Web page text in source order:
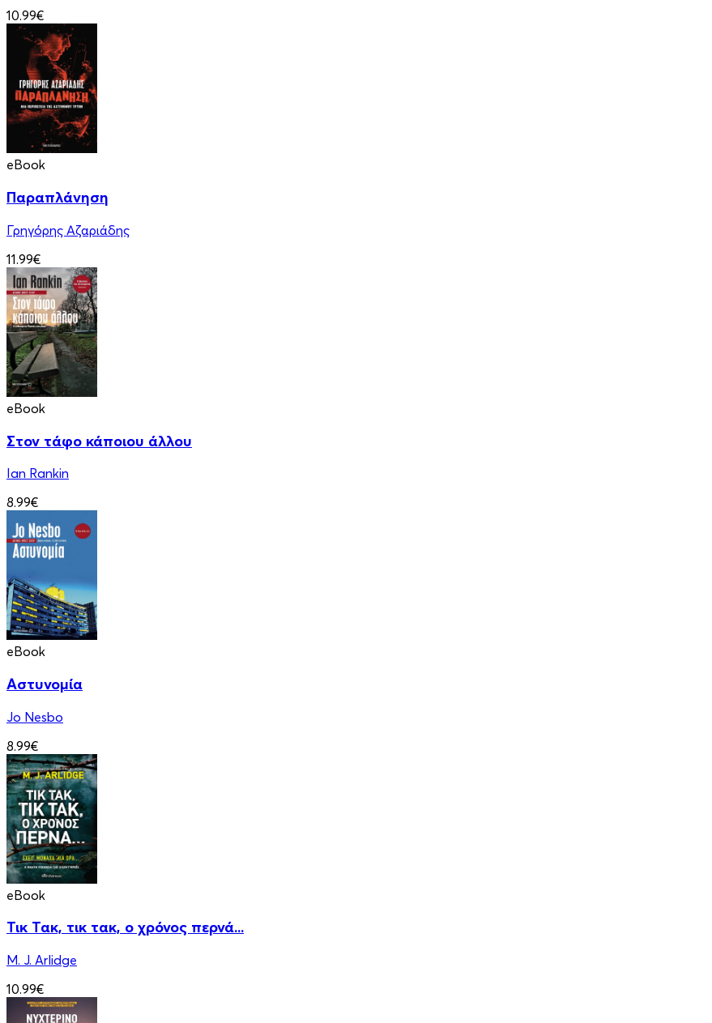
10.99€
eBook
Παραπλάνηση
Γρηγόρης Αζαριάδης
11.99€
eBook
Στον τάφο κάποιου άλλου
Ian Rankin
8.99€
eBook
Αστυνομία
Jo Nesbo
8.99€
eBook
Τικ Τακ, τικ τακ, ο χρόνος περνά...
M. J. Arlidge
10.99€